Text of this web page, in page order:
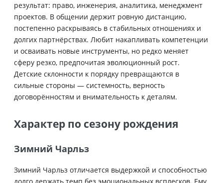
результат: право, инженерия, аналитика, менеджмент
проектов. В общении держит ровную дистанцию,
постепенно раскрываясь в стабильных отношениях и
долгих партнёрствах. Любит накапливать компетенции
и осваивать новые инструменты, но редко меняет
сферу резко, предпочитая эволюционный рост.
Детские склонности к порядку превращаются в
сильные стороны — системность, верность
договорённостям и внимательность к деталям.
Характер по сезону рождения
Зимний Чарльз
Зимний Чарльз отличается выдержкой и способностью